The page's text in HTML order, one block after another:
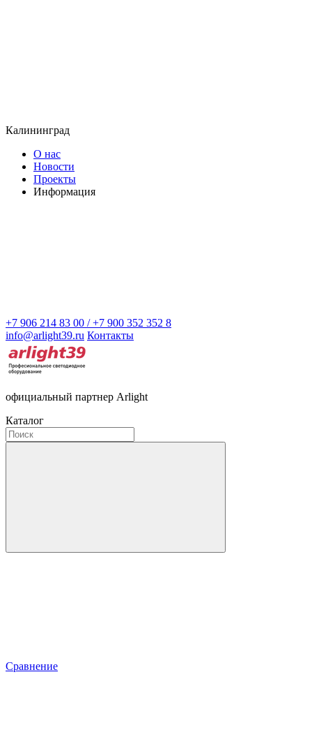
Калининград
О нас
Новости
Проекты
Информация
+7 906 214 83 00 / +7 900 352 352 8
info@arlight39.ru Контакты
официальный партнер Arlight
Каталог
Сравнение